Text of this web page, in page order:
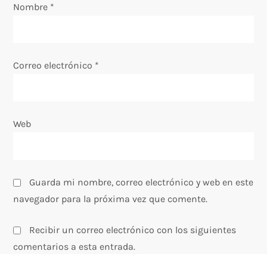
Nombre *
Correo electrónico *
Web
Guarda mi nombre, correo electrónico y web en este
navegador para la próxima vez que comente.
Recibir un correo electrónico con los siguientes
comentarios a esta entrada.